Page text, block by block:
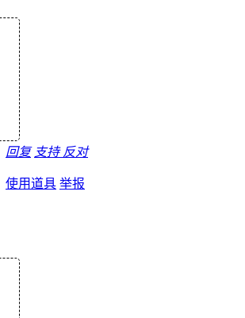
回复 支持 反对
使用道具 举报